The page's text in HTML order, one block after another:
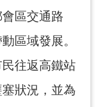
區交通路
區域發展。
往返高鐵站
狀況，並為